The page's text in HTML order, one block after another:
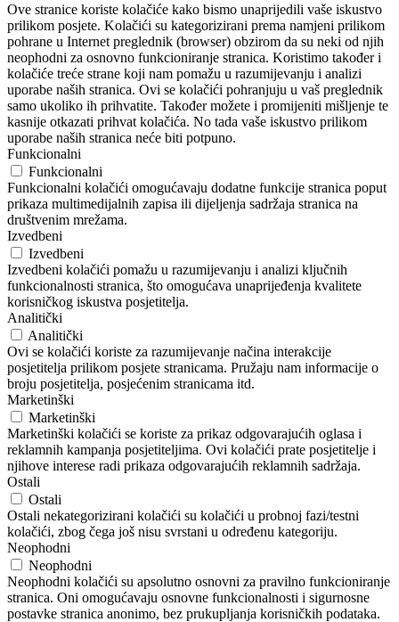
Ove stranice koriste kolačiće kako bismo unaprijedili vaše iskustvo
prilikom posjete. Kolačići su kategorizirani prema namjeni prilikom
pohrane u Internet preglednik (browser) obzirom da su neki od njih
neophodni za osnovno funkcioniranje stranica. Koristimo također i
kolačiće treće strane koji nam pomažu u razumijevanju i analizi
uporabe naših stranica. Ovi se kolačići pohranjuju u vaš preglednik
samo ukoliko ih prihvatite. Također možete i promijeniti mišljenje te
kasnije otkazati prihvat kolačića. No tada vaše iskustvo prilikom
uporabe naših stranica neće biti potpuno.
Funkcionalni
Funkcionalni
Funkcionalni kolačići omogućavaju dodatne funkcije stranica poput
prikaza multimedijalnih zapisa ili dijeljenja sadržaja stranica na
društvenim mrežama.
Izvedbeni
Izvedbeni
Izvedbeni kolačići pomažu u razumijevanju i analizi ključnih
funkcionalnosti stranica, što omogućava unaprijeđenja kvalitete
korisničkog iskustva posjetitelja.
Analitički
Analitički
Ovi se kolačići koriste za razumijevanje načina interakcije
posjetitelja prilikom posjete stranicama. Pružaju nam informacije o
broju posjetitelja, posjećenim stranicama itd.
Marketinški
Marketinški
Marketinški kolačići se koriste za prikaz odgovarajućih oglasa i
reklamnih kampanja posjetiteljima. Ovi kolačići prate posjetitelje i
njihove interese radi prikaza odgovarajućih reklamnih sadržaja.
Ostali
Ostali
Ostali nekategorizirani kolačići su kolačići u probnoj fazi/testni
kolačići, zbog čega još nisu svrstani u određenu kategoriju.
Neophodni
Neophodni
Neophodni kolačići su apsolutno osnovni za pravilno funkcioniranje
stranica. Oni omogućavaju osnovne funkcionalnosti i sigurnosne
postavke stranica anonimo, bez prukupljanja korisničkih podataka.